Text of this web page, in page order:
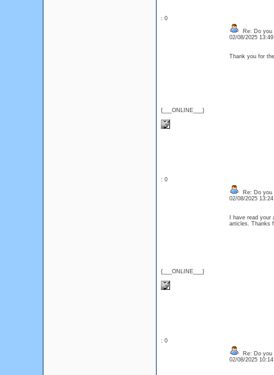
: 0
{___ONLINE___}
Re: Do you
02/08/2025
Thank you for
: 0
{___ONLINE___}
Re: Do you
02/08/2025
I have read
articles.
: 0
Re: Do you
02/08/2025